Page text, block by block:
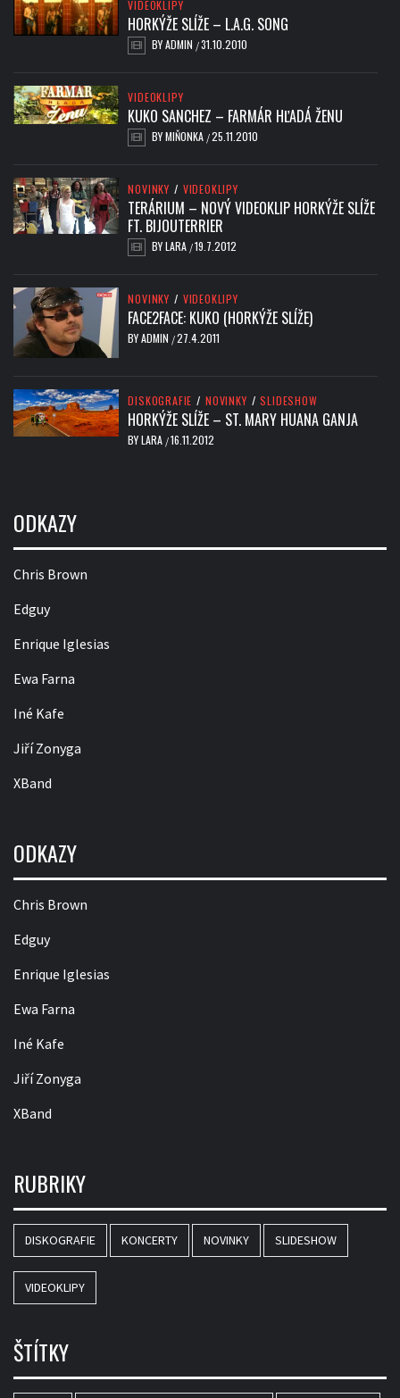
VIDEOKLIPY
HORKÝŽE SLÍŽE – L.A.G. SONG
BYADMIN /31.10.2010
VIDEOKLIPY
KUKO SANCHEZ – FARMÁR HĽADÁ ŽENU
BYMIŇONKA /25.11.2010
NOVINKY / VIDEOKLIPY
TERÁRIUM – NOVÝ VIDEOKLIP HORKÝŽE SLÍŽE
FT. BIJOUTERRIER
BYLARA /19.7.2012
NOVINKY / VIDEOKLIPY
FACE2FACE: KUKO (HORKÝŽE SLÍŽE)
BYADMIN /27.4.2011
DISKOGRAFIE / NOVINKY / SLIDESHOW
HORKÝŽE SLÍŽE – ST. MARY HUANA GANJA
BYLARA /16.11.2012
ODKAZY
Chris Brown
Edguy
Enrique Iglesias
Ewa Farna
Iné Kafe
Jiří Zonyga
XBand
ODKAZY
Chris Brown
Edguy
Enrique Iglesias
Ewa Farna
Iné Kafe
Jiří Zonyga
XBand
RUBRIKY
DISKOGRAFIE KONCERTY NOVINKY SLIDESHOW
VIDEOKLIPY
ŠTÍTKY